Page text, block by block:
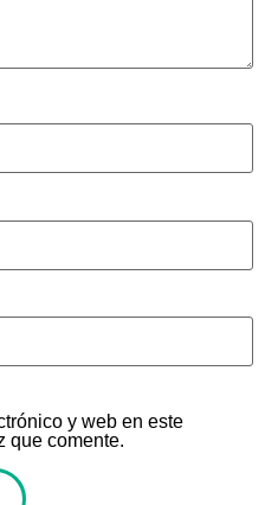
y web en este
que comente.